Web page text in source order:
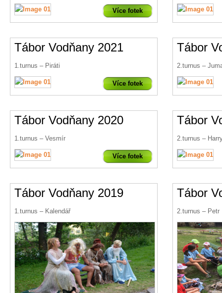
Více fotek
Tábor Vodňany 2021
1.turnus – Piráti
Více fotek
Tábor
2.turnus –
Tábor Vodňany 2020
1.turnus – Vesmír
Více fotek
Tábor
2.turnus –
Tábor Vodňany 2019
1.turnus – Kalendář
Tábor
2.turnus – Petr